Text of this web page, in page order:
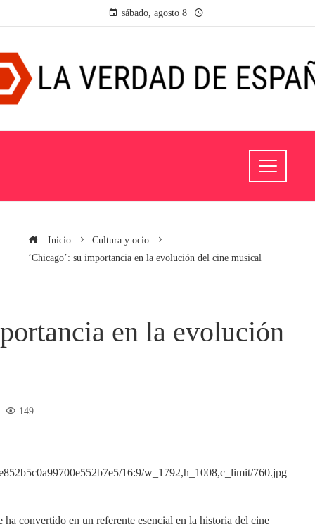
sábado, agosto 8
Inicio
Cultura y ocio
‘Chicago’: su importancia en la evolución del cine musical
en la evolución
149
ha convertido en un referente esencial en la historia del cine